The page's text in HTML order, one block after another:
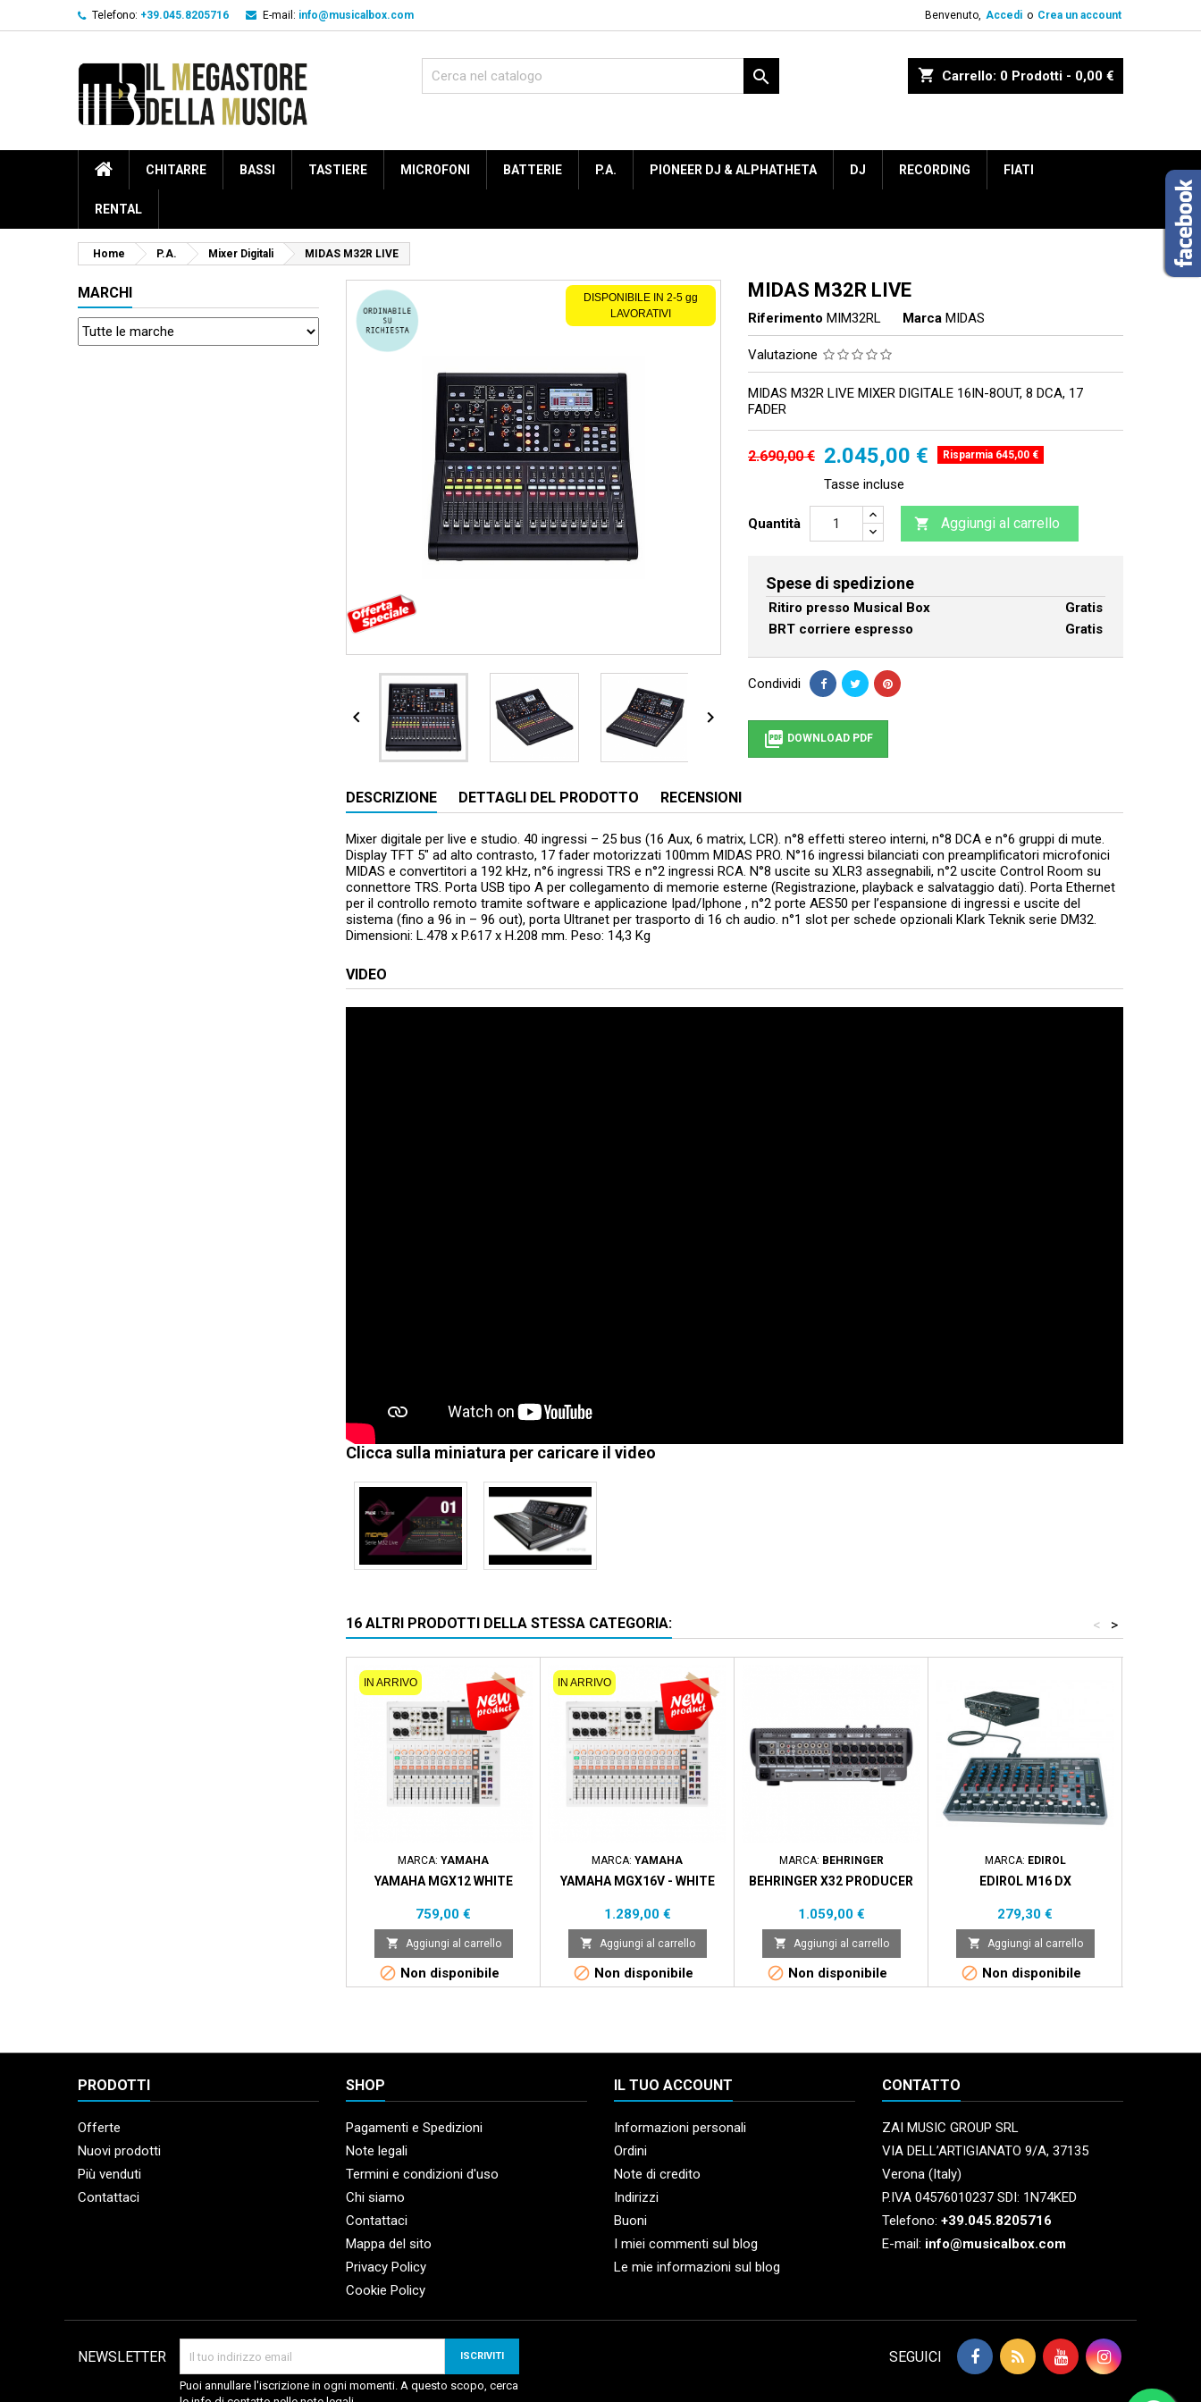
Telefono: +39.045.8205716 E-mail: info@musicalbox.com Benvenuto, Accedi o Crea un account
shopping_cart Carrello: 0 Prodotti - 0,00 €

CHITARRE BASSI TASTIERE MICROFONI BATTERIE P.A. PIONEER DJ & ALPHATHETA DJ RECORDING FIATI
RENTAL
Home P.A. Mixer Digitali MIDAS M32R LIVE
MARCHI Prezzo scontato
DISPONIBILE IN 2-5 gg
LAVORATIVI
 
MIDAS M32R LIVE
Riferimento MIM32RL Marca MIDAS
Valutazione
MIDAS M32R LIVE MIXER DIGITALE 16IN-8OUT, 8 DCA, 17
FADER
2.690,00 € 2.045,00 € Risparmia 645,00 €
Tasse incluse
Quantità  Aggiungi al carrello
Spese di spedizione
Ritiro presso Musical Box
Gratis
BRT corriere espresso
Gratis
Condividi
 DOWNLOAD PDF
DESCRIZIONE DETTAGLI DEL PRODOTTO RECENSIONI
Mixer digitale per live e studio. 40 ingressi – 25 bus (16 Aux, 6 matrix, LCR). n°8 effetti stereo interni, n°8 DCA e n°6 gruppi di mute.
Display TFT 5" ad alto contrasto, 17 fader motorizzati 100mm MIDAS PRO. N°16 ingressi bilanciati con preamplificatori microfonici
MIDAS e convertitori a 192 kHz, n°6 ingressi TRS e n°2 ingressi RCA. N°8 uscite su XLR3 assegnabili, n°2 uscite Control Room su
connettore TRS. Porta USB tipo A per collegamento di memorie esterne (Registrazione, playback e salvataggio dati). Porta Ethernet
per il controllo remoto tramite software e applicazione Ipad/Iphone , n°2 porte AES50 per l’espansione di ingressi e uscite del
sistema (fino a 96 in – 96 out), porta Ultranet per trasporto di 16 ch audio. n°1 slot per schede opzionali Klark Teknik serie DM32.
Dimensioni: L.478 x P.617 x H.208 mm. Peso: 14,3 Kg
VIDEO
Clicca sulla miniatura per caricare il video
16 ALTRI PRODOTTI DELLA STESSA CATEGORIA: >
<
IN ARRIVO
MARCA: YAMAHA
YAMAHA MGX12 WHITE
Prezzo
759,00 €
 Aggiungi al carrello
 Non disponibile
IN ARRIVO
MARCA: YAMAHA
YAMAHA MGX16V - WHITE
Prezzo
1.289,00 €
 Aggiungi al carrello
 Non disponibile
MARCA: BEHRINGER
BEHRINGER X32 PRODUCER
Prezzo
1.059,00 €
 Aggiungi al carrello
 Non disponibile
MARCA: EDIROL
EDIROL M16 DX
Prezzo
279,30 €
 Aggiungi al carrello
 Non disponibile
PRODOTTI
Offerte
Nuovi prodotti
Più venduti
Contattaci
SHOP
Pagamenti e Spedizioni
Note legali
Termini e condizioni d'uso
Chi siamo
Contattaci
Mappa del sito
Privacy Policy
Cookie Policy
IL TUO ACCOUNT
Informazioni personali
Ordini
Note di credito
Indirizzi
Buoni
I miei commenti sul blog
Le mie informazioni sul blog
CONTATTO
ZAI MUSIC GROUP SRL
VIA DELL’ARTIGIANATO 9/A, 37135
Verona (Italy)
P.IVA 04576010237 SDI: 1N74KED
Telefono: +39.045.8205716
E-mail: info@musicalbox.com
NEWSLETTER
Puoi annullare l'iscrizione in ogni momenti. A questo scopo, cerca
SEGUICI